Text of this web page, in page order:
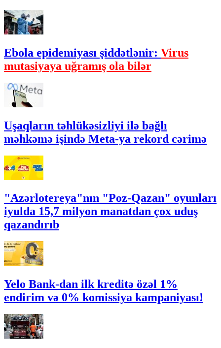
Ebola epidemiyası şiddətlənir: Virus
mutasiyaya uğramış ola bilər
Uşaqların təhlükəsizliyi ilə bağlı
məhkəmə işində Meta-ya rekord cərimə
"Azərlotereya"nın "Poz-Qazan" oyunları
iyulda 15,7 milyon manatdan çox uduş
qazandırıb
Yelo Bank-dan ilk kreditə özəl 1%
endirim və 0% komissiya kampaniyası!